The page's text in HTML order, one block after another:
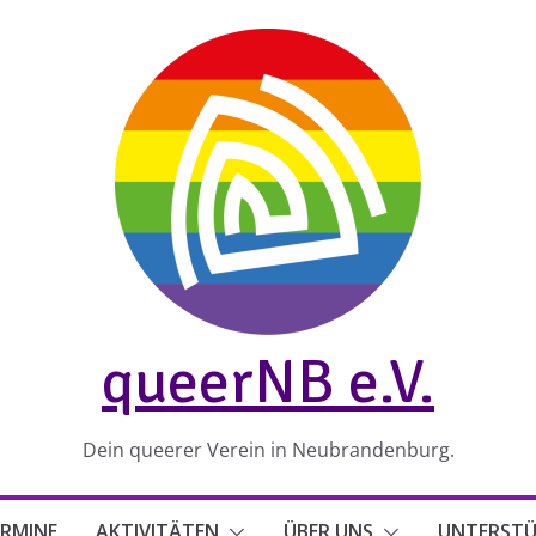
queerNB e.V.
Dein queerer Verein in Neubrandenburg.